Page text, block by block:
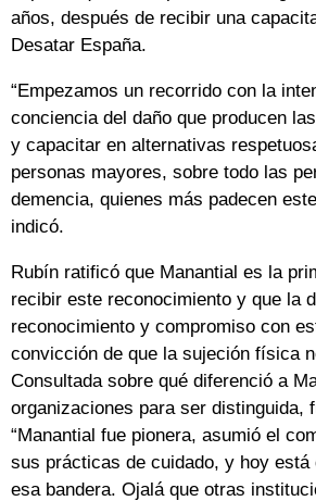
años, después de recibir una
Desatar España.
“Empezamos un recorrido con la
conciencia del daño que producen
y capacitar en alternativas
personas mayores, sobre todo las
demencia, quienes más padecen
indicó.
Rubín ratificó que Manantial es la
recibir este reconocimiento y que la
reconocimiento y compromiso con
convicción de que la sujeción física
Consultada sobre qué diferenció a
organizaciones para ser distinguida,
“Manantial fue pionera, asumió el
sus prácticas de cuidado, y hoy está
esa bandera. Ojalá que otras